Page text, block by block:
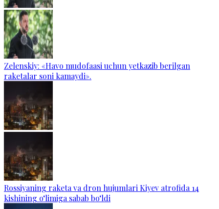
Zelenskiy: «Havo mudofaasi uchun yetkazib berilgan
raketalar soni kamaydi».
Rossiyaning raketa va dron hujumlari Kiyev atrofida 14
kishining o‘limiga sabab bo‘ldi